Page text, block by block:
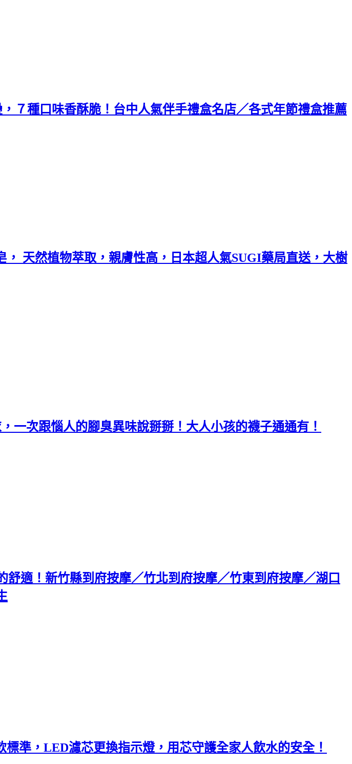
７種口味香酥脆！台中人氣伴手禮盒名店／各式年節禮盒推薦
， 天然植物萃取，親膚性高，日本超人氣SUGI藥局直送，大樹
一次跟惱人的腳臭異味說掰掰！大人小孩的襪子通通有！
舒適！新竹縣到府按摩／竹北到府按摩／竹東到府按摩／湖口
準，LED濾芯更換指示燈，用芯守護全家人飲水的安全！